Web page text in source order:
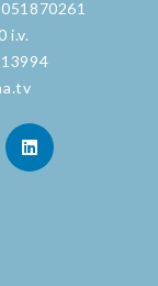
i.v.